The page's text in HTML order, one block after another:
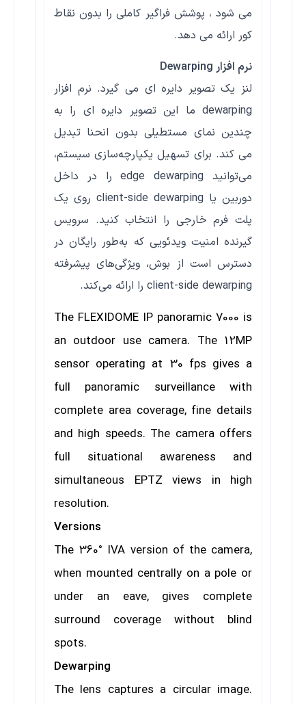
می شود ، پوشش فراگیر کاملی را بدون نقاط
کور ارائه می دهد.
نرم افزار Dewarping
لنز یک تصویر دایره ای می گیرد. نرم افزار
dewarping ما این تصویر دایره ای را به
چندین نمای مستطیلی بدون انحنا تبدیل
می کند. برای تسهیل یکپارچه‌سازی سیستم،
می‌توانید edge dewarping را در داخل
دوربین یا client-side dewarping روی یک
پلت فرم خارجی را انتخاب کنید. سرویس
گیرنده امنیت ویدئویی که به‌طور رایگان در
دسترس است از بوش، ویژگی‌های پیشرفته
client-side dewarping را ارائه می‌کند.
The FLEXIDOME IP panoramic 7000 is
an outdoor use camera. The 12MP
sensor operating at 30 fps gives a
full panoramic surveillance with
complete area coverage, fine details
and high speeds. The camera offers
full situational awareness and
simultaneous EPTZ views in high
resolution.
Versions
The 360° IVA version of the camera,
when mounted centrally on a pole or
under an eave, gives complete
surround coverage without blind
spots.
Dewarping
The lens captures a circular image.